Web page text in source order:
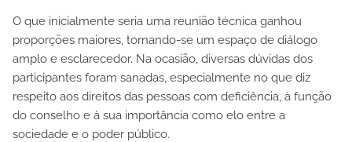
O que inicialmente seria uma reunião técnica ganhou
proporções maiores, tornando-se um espaço de diálogo
amplo e esclarecedor. Na ocasião, diversas dúvidas dos
participantes foram sanadas, especialmente no que diz
respeito aos direitos das pessoas com deficiência, à função
do conselho e à sua importância como elo entre a
sociedade e o poder público.